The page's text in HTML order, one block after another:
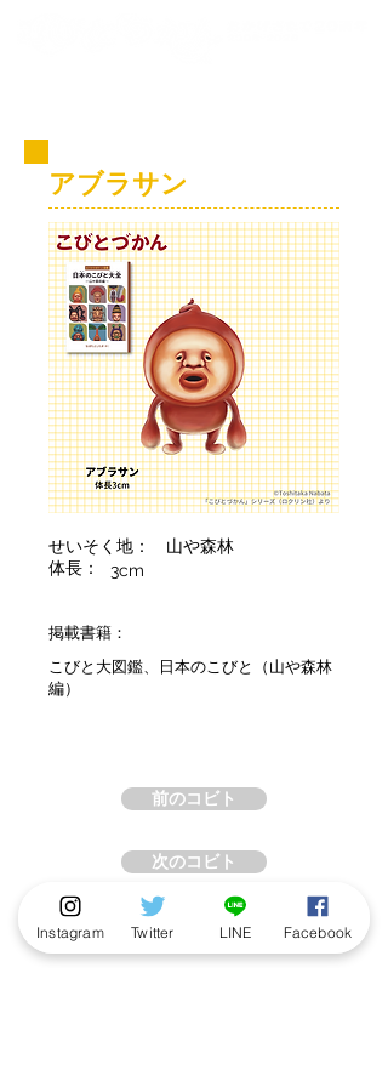
アブラサン
せいそく地：
山や森林
体長：
3cm
掲載書籍：
こびと大図鑑、日本のこびと（山や森林
編）
前のコビト
次のコビト
Instagram Twitter LINE Facebook